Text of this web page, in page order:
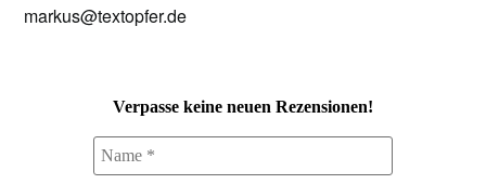
markus@textopfer.de
Verpasse keine neuen Rezensionen!